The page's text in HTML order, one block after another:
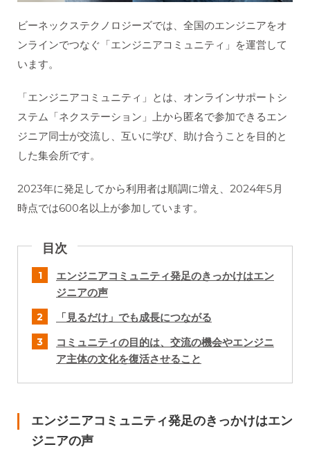
ビーネックステクノロジーズでは、全国のエンジニアをオ
ンラインでつなぐ「エンジニアコミュニティ」を運営して
います。
「エンジニアコミュニティ」とは、オンラインサポートシ
ステム「ネクステーション」上から匿名で参加できるエン
ジニア同士が交流し、互いに学び、助け合うことを目的と
した集会所です。
2023年に発足してから利用者は順調に増え、2024年5月
時点では600名以上が参加しています。
目次
エンジニアコミュニティ発足のきっかけはエン
ジニアの声
「見るだけ」でも成長につながる
コミュニティの目的は、交流の機会やエンジニ
ア主体の文化を復活させること
エンジニアコミュニティ発足のきっかけはエン
ジニアの声